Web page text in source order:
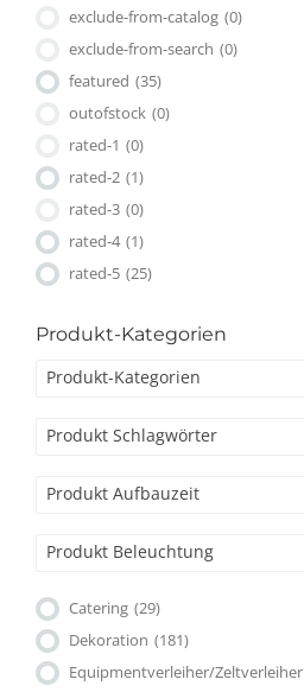
exclude-from-catalog (0)
exclude-from-search (0)
featured (35)
outofstock (0)
rated-1 (0)
rated-2 (1)
rated-3 (0)
rated-4 (1)
rated-5 (25)
Produkt-Kategorien
Produkt-Kategorien
Produkt Schlagwörter
Produkt Aufbauzeit
Produkt Beleuchtung
Catering (29)
Dekoration (181)
Equipmentverleiher/Zeltverleiher